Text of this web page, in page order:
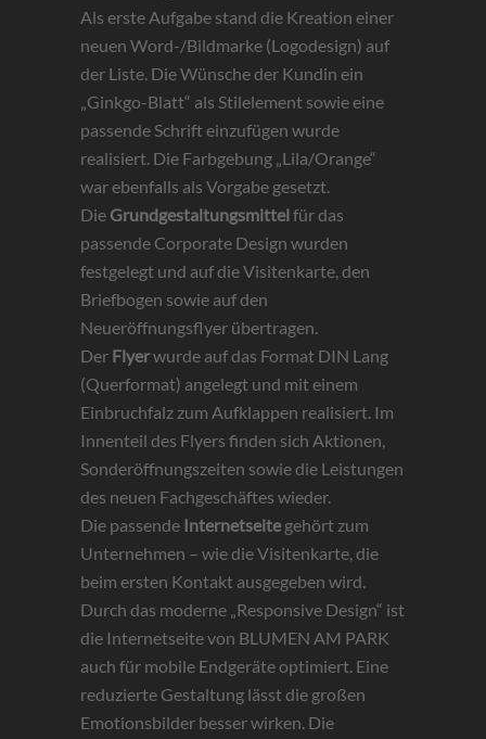
Als erste Aufgabe stand die Kreation einer
neuen Word-/Bildmarke (Logodesign) auf
der Liste. Die Wünsche der Kundin ein
„Ginkgo-Blatt“ als Stilelement sowie eine
passende Schrift einzufügen wurde
realisiert. Die Farbgebung „Lila/Orange“
war ebenfalls als Vorgabe gesetzt.
Die Grundgestaltungsmittelfür das
passende Corporate Design wurden
festgelegt und auf die Visitenkarte, den
Briefbogen sowie auf den
Neueröffnungsflyer übertragen.
Der Flyerwurde auf das Format DIN Lang
(Querformat) angelegt und mit einem
Einbruchfalz zum Aufklappen realisiert. Im
Innenteil des Flyers finden sich Aktionen,
Sonderöffnungszeiten sowie die Leistungen
des neuen Fachgeschäftes wieder.
Die passende Internetseite gehört zum
Unternehmen – wie die Visitenkarte, die
beim ersten Kontakt ausgegeben wird.
Durch das moderne „Responsive Design“ ist
die Internetseite von BLUMEN AM PARK
auch für mobile Endgeräte optimiert. Eine
reduzierte Gestaltung lässt die großen
Emotionsbilder besser wirken. Die